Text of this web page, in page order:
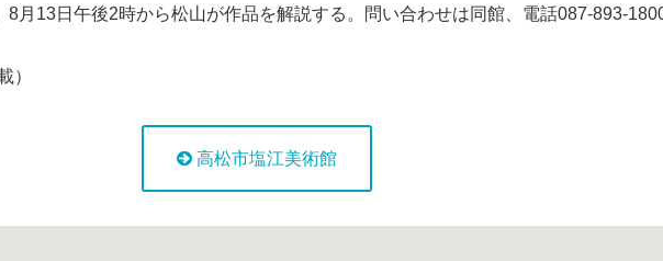
月13日午後2時から松山が作品を解説する。問い合わせは同館、電話087-893-
）
高松市塩江美術館